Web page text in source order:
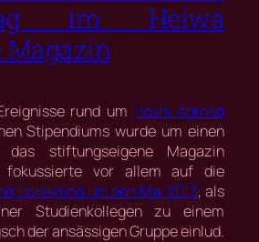
im Heiwa
rund um Hoshi Abroad
Stipendiums wurde um einen
stiftungseigene Magazin
fokussierte vor allem auf die
rund um den Mai 2013, als
Studienkollegen zu einem
der ansässigen Gruppe einlud.